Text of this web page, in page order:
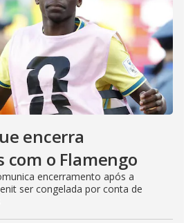
encerra
com o Flamengo
encerramento após a
ser congelada por conta de